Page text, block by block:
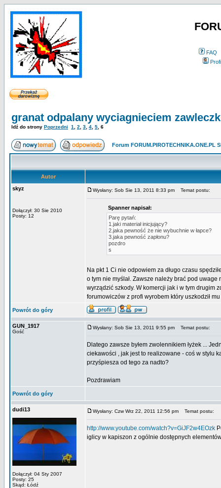
FAQ
granat odpalany wyciagnieciem
Idź do strony Poprzedni 1 2 3 4 5 6
Forum FORUM.PIROTECHNIKA.ONE.PL
Autor
skyz
Dołączył: 30 Sie 2010
Posty: 12
Wysłany: Sob Sie 13, 2011 8:33 pm Temat postu:
Spanner napisał:
Parę pytań:
1.jaki materiał inicjujący?
2.jaka pewność że nie wybuchnie w łapce?
3.jaka pewność zapłonu?
pozdro
s
Na pkt 1 Ci nie odpowiem za długo czasu
o tym nie myślał. Zawsze należy brać pod
wyrządzić szkody. W komercji jak i w tym drugim
forumowiczów z profi wyrobem który uszkodził
Powrót do góry
GUN_1917
Gość
Wysłany: Sob Sie 13, 2011 9:55 pm Temat postu:
Dlatego zawsze byłem zwolennikiem łyżek ...
ciekawości , jak jest to realizowane - coś w stylu
przyśpiesza od tego za nadto?
Pozdrawiam
Powrót do góry
dudi13
Dołączył: 04 Sty 2007
Posty: 25
Skąd: Łódź
Wysłany: Czw Wrz 22, 2011 12:56 pm Temat postu:
http://www.youtube.com/watch?v=GiJF2w4EOzk
iglicy w kapiszon z ogólnie dostępnych